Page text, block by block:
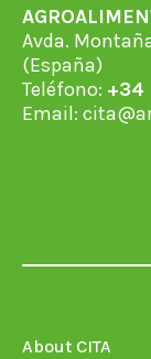
Avda.
(España)
Teléfono: +34
Email:
About CITA